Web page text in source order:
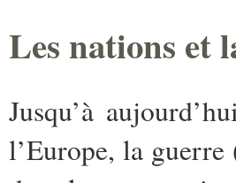
Les nations et
Jusqu’à
l’Europe, la